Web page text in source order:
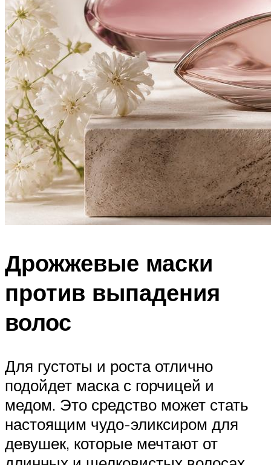
Дрожжевые маски
против выпадения
волос
Для густоты и роста отлично
подойдет маска с горчицей и
медом. Это средство может стать
настоящим чудо-эликсиром для
девушек, которые мечтают от